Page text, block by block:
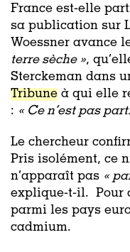
France est-elle
sa publication sur
Woessner avance
terre sèche »,
Sterckeman dans
Tribune à qui elle
: « Ce n’est pas
Le chercheur
Pris isolément, ce
n’apparaît pas «
explique-t-il. Pour
parmi les pays
cadmium.